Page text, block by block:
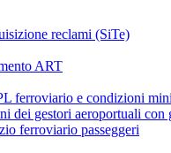
reclami (SiTe)
ART
ferroviario e condizioni
dei gestori aeroportuali con
ferroviario passeggeri